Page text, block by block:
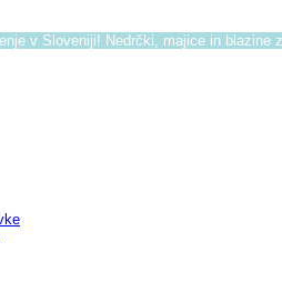
v Sloveniji! Nedrčki, majice in blazine